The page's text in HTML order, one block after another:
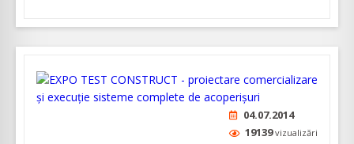
04.07.2014
19139vizualizări